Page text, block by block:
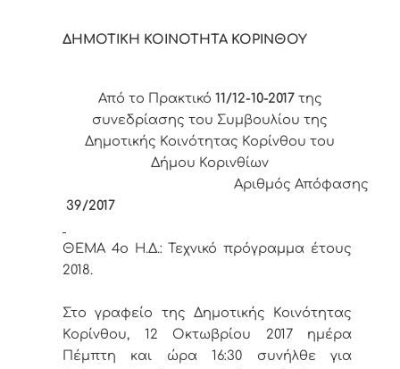
ΔΗΜΟΤΙΚΗ ΚΟΙΝΟΤΗΤΑ ΚΟΡΙΝΘΟΥ
Από το Πρακτικό 11/12-10-2017 της
συνεδρίασης του Συμβουλίου της
Δημοτικής Κοινότητας Κορίνθου του
Δήμου Κορινθίων
Αριθμός Απόφασης
39/2017
ΘΕΜΑ 4o Η.Δ.:Τεχνικό πρόγραμμα έτους
2018.
Στο γραφείο της Δημοτικής Κοινότητας
Κορίνθου, 12 Οκτωβρίου 2017 ημέρα
Πέμπτη και ώρα 16:30 συνήλθε για